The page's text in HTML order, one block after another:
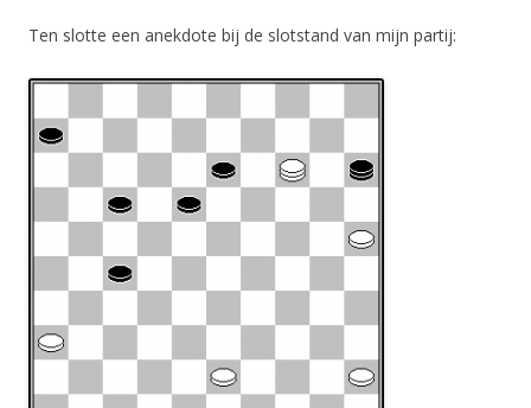
Ten slotte een anekdote bij de slotstand van mijn partij: